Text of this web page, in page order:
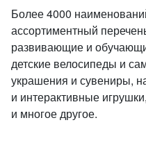
Более 4000
ассортиментный
развивающие и
детские велосипеды и
украшения и сувениры,
и интерактивные
и многое другое.